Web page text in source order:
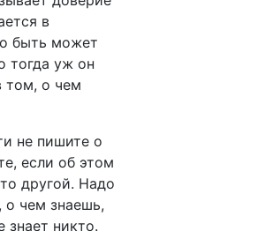
в
быть может
тогда уж он
том, о чем
не пишите о
если об этом
другой. Надо
о чем знаешь,
знает никто.